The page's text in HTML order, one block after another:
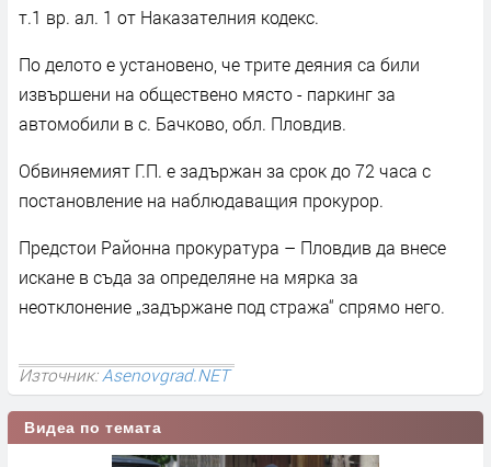
т.1 вр. ал. 1 от Наказателния кодекс.
По делото е установено, че трите деяния са били
извършени на обществено място - паркинг за
автомобили в с. Бачково, обл. Пловдив.
Обвиняемият Г.П. е задържан за срок до 72 часа с
постановление на наблюдаващия прокурор.
Предстои Районна прокуратура – Пловдив да внесе
искане в съда за определяне на мярка за
неотклонение „задържане под стража“ спрямо него.
Източник:Asenovgrad.NET
Видеа по темата